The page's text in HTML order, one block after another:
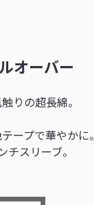
オーバー
りの超長綿。
ープで華やかに。
スリーブ。